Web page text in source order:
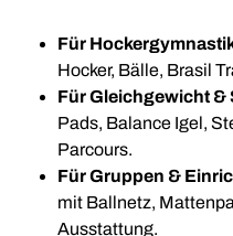
Für
Hocker, Bälle, Brasil
Für Gleichgewicht &
Pads, Balance Igel,
Parcours.
Für Gruppen &
mit Ballnetz,
Ausstattung.